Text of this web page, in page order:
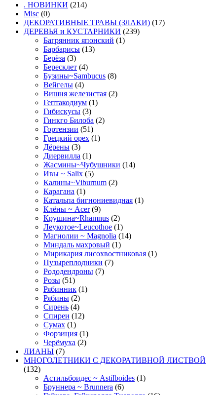
. НОВИНКИ (214)
Misc (0)
ДЕКОРАТИВНЫЕ ТРАВЫ (ЗЛАКИ) (17)
ДЕРЕВЬЯ и КУСТАРНИКИ (239)
Багрянник японский (1)
Барбарисы (13)
Берёза (3)
Бересклет (4)
Бузины~Sambucus (8)
Вейгелы (4)
Вишня железистая (2)
Гептакодиум (1)
Гибискусы (3)
Гинкго Билоба (2)
Гортензии (51)
Грецкий орех (1)
Дёрены (3)
Диервилла (1)
Жасмины~Чубушники (14)
Ивы ~ Salix (5)
Калины~Viburnum (2)
Карагана (1)
Катальпа бигнониевидная (1)
Клёны ~ Acer (9)
Крушина~Rhamnus (2)
Леукотое~Leucothoe (1)
Магнолии ~ Magnolia (14)
Миндаль махровый (1)
Мирикария лисохвостниковая (1)
Пузыреплодники (7)
Рододендроны (7)
Розы (51)
Рябинник (1)
Рябины (2)
Сирень (4)
Спиреи (12)
Сумах (1)
Форзиция (1)
Черёмуха (2)
ЛИАНЫ (7)
МНОГОЛЕТНИКИ С ДЕКОРАТИВНОЙ ЛИСТВОЙ
(132)
Астильбоидес ~ Astilboides (1)
Бруннера ~ Brunnera (6)